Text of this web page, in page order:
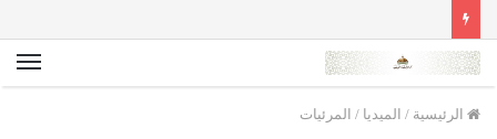
الرئيسية / الميديا / المرئيات